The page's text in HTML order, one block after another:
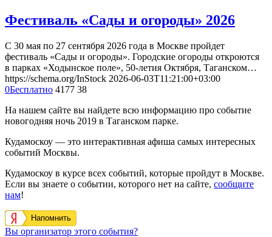
Фестиваль «Сады и огороды» 2026
С 30 мая по 27 сентября 2026 года в Москве пройдет
фестиваль «Сады и огороды». Городские огороды откроются
в парках «Ходынское поле», 50-летия Октября, Таганском…
https://schema.org/InStock 2026-06-03T11:21:00+03:00
0Бесплатно 4177 38
На нашем сайте вы найдете всю информацию про событие
новогодняя ночь 2019 в Таганском парке.
Кудамоскоу — это интерактивная афиша самых интересных
событий Москвы.
Кудамоскоу в курсе всех событий, которые пройдут в Москве.
Если вы знаете о событии, которого нет на сайте, сообщите
нам!
Напомнить
Вы организатор этого события?